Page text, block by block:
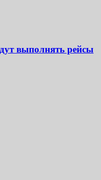
выполнять рейсы